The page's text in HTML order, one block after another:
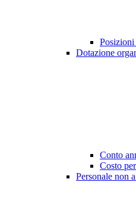
Dotazione
Conto
Costo
Personale non